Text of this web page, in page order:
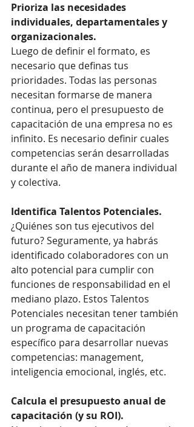
Prioriza las necesidades
individuales, departamentales y
organizacionales.
Luego de definir el formato, es
necesario que definas tus
prioridades. Todas las personas
necesitan formarse de manera
continua, pero el presupuesto de
capacitación de una empresa no es
infinito. Es necesario definir cuales
competencias serán desarrolladas
durante el año de manera individual
y colectiva.
Identifica Talentos Potenciales.
¿Quiénes son tus ejecutivos del
futuro? Seguramente, ya habrás
identificado colaboradores con un
alto potencial para cumplir con
funciones de responsabilidad en el
mediano plazo. Estos Talentos
Potenciales necesitan tener también
un programa de capacitación
específico para desarrollar nuevas
competencias: management,
inteligencia emocional, inglés, etc.
Calcula el presupuesto anual de
capacitación (y su ROI).